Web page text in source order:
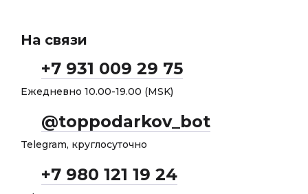
На связи
+7 931 009 29 75
Ежедневно 10.00-19.00 (MSK)
@toppodarkov_bot
Telegram, круглосуточно
+7 980 121 19 24